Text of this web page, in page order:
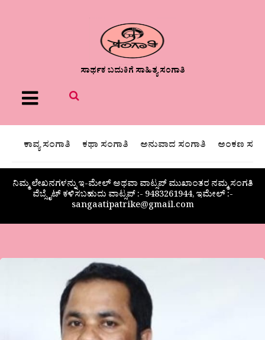
ಸಾರ್ಥಕ ಬದುಕಿಗೆ ಸಾಹಿತ್ಯ ಸಂಗಾತಿ
Menu
ಕಾವ್ಯ ಸಂಗಾತಿ ಕಥಾ ಸಂಗಾತಿ ಅನುವಾದ ಸಂಗಾತಿ ಅಂಕಣ
ನಿಮ್ಮ ಲೇಖನಗಳನ್ನು ಇ-ಮೇಲ್ ಅಥವಾ ವಾಟ್ಸಪ್ ಮುಖಾಂತರ ನಮ್ಮ ಸಂಗತಿ
ವೆಬ್ಸೈಟ್ ಕಳಿಸಬಹುದು ವಾಟ್ಸಪ್‌ :- 9483261944, ಇಮೇಲ್ :-
sangaatipatrike@gmail.com